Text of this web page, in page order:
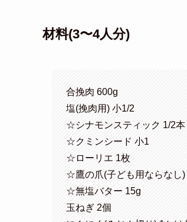
材料(3〜4人分)
合挽肉 600g
塩(挽肉用) 小1/2
☆シナモンスティック 1/2本
☆クミンシード 小1
☆ローリエ 1枚
☆鷹の爪(子ども用ならなし)
☆無塩バター 15g
玉ねぎ 2個